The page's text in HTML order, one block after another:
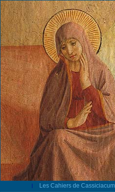
| Les Cahiers de Cassiciacum